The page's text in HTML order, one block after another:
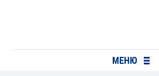
МЕНЮ